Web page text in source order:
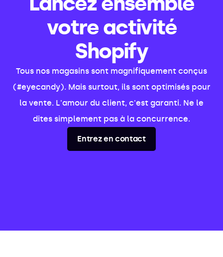
votre activité
Shopify
Tous nos magasins sont magnifiquement conçus
(#eyecandy). Mais surtout, ils sont optimisés pour
la vente. L'amour du client, c'est garanti. Ne le
dites simplement pas à la concurrence.
Entrez en contact